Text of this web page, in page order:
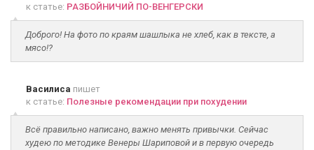
к статье: РАЗБОЙНИЧИЙ ПО-ВЕНГЕРСКИ
Доброго! На фото по краям шашлыка не хлеб, как в тексте, а
мясо!?
Василиса пишет
к статье: Полезные рекомендации при похудении
Всё правильно написано, важно менять привычки. Сейчас
худею по методике Венеры Шариповой и в первую очередь